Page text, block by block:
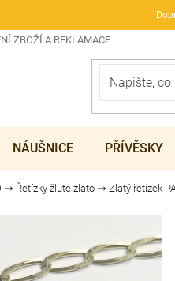
ZBOŽÍ A REKLAMACE
NÁUŠNICE PŘÍVĚSKY
Řetízky žluté zlato Zlatý řetízek